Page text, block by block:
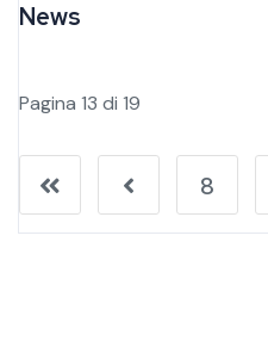
News
Pagina 13 di 19
8